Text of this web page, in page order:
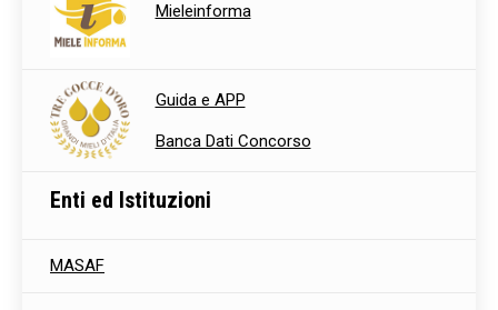
Mieleinforma
Guida e APP
Banca Dati Concorso
Enti ed Istituzioni
MASAF